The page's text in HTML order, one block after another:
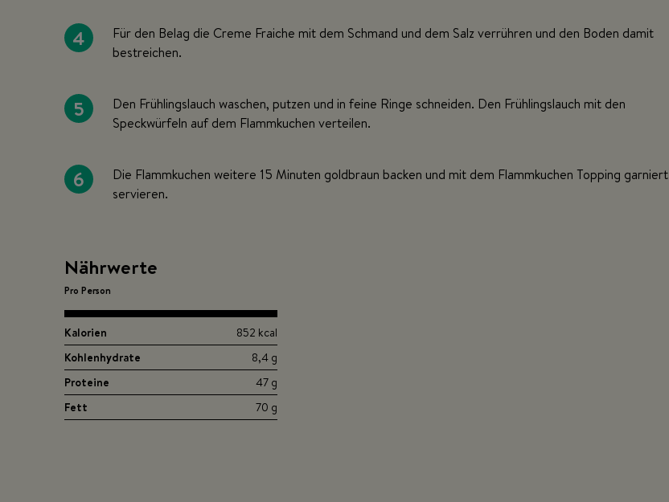
4
Für den Belag die Creme Fraiche mit dem Schmand und dem Salz verrühren und den Boden damit
bestreichen.
5
Den Frühlingslauch waschen, putzen und in feine Ringe schneiden. Den Frühlingslauch mit den
Speckwürfeln auf dem Flammkuchen verteilen.
6
Die Flammkuchen weitere 15 Minuten goldbraun backen und mit dem Flammkuchen Topping garniert
servieren.
Nährwerte
Pro Person
Kalorien
852 kcal
Kohlenhydrate
8,4 g
Proteine
47 g
Fett
70 g